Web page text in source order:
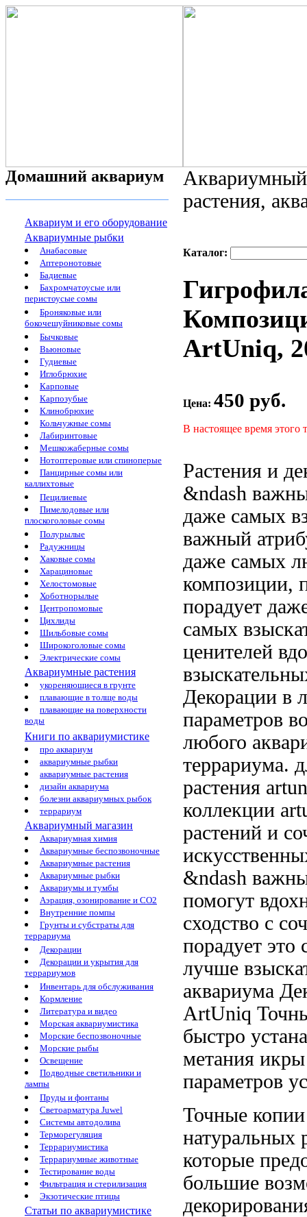
Домашний аквариум
Аквариум и его оборудование
Аквариумные рыбки
Анабасовые
Аптеронотовые
Бадиевые
Бахромчатоусые или
перистоусые сомы
Броняковые или
бокочешуйниковые сомы
Бычковые
Вьюновые
Гудиевые
Иглобрюхие
Карповые
Карпозубые
Клинобрюхие
Кольчужные сомы
Лабиринтовые
Мешкожаберные сомы
Нотоптеровые или спиноперые
Панцирные сомы или
каллихтовые
Пецилиевые
Пимелодовые или
плоскоголовые сомы
Полурылые
Радужницы
Хаковые сомы
Харациновые
Хелостомовые
Хоботнорылые
Центропомовые
Цихлиды
Шильбовые сомы
Широкоголовые сомы
Электрические сомы
Аквариумные растения
укореняющиеся в грунте
плавающие в толще воды
плавающие на поверхности
воды
Книги по аквариумистике
про аквариум
аквариумные рыбки
аквариумные растения
дизайн аквариума
болезни аквариумных рыбок
террариум
Аквариумный магазин
Аквариумная химия
Аквариумные беспозвоночные
Аквариумные растения
Аквариумные рыбки
Аквариумы и тумбы
Аэрация, озонирование и CO2
Внутренние помпы
Грунты и субстраты для
террариума
Декорации
Декорации и укрытия для
террариумов
Инвентарь для обслуживания
Кормление
Литература и видео
Морская аквариумистика
Морские беспозвоночные
Морские рыбы
Освещение
Подводные светильники и
лампы
Пруды и фонтаны
Светоарматура Juwel
Системы автодолива
Терморегуляция
Террариумистика
Террариумные животные
Тестирование воды
Фильтрация и стерилизация
Экзотические птицы
Статьи по аквариумистике
растения,
Каталог:
ArtUniq,
Цена: 450 руб.
В настоящее время этого
Растения и
&ndash
даже самых
важный
даже самых
композиции,
порадует
самых
ценителей
Декорации в
параметров
любого
террариума.
растения
коллекции
растений и
&ndash
помогут
сходство с
порадует это
лучше
аквариума
ArtUniq
быстро
метания
параметров
Точные
натуральных
которые
большие